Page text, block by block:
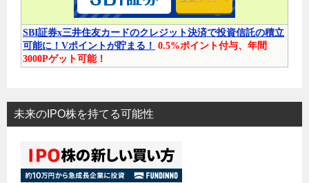
SBI証券x三井住友カードのクレジット決済で投資信託の積立
可能に！Vポイントが貯まる！ 0.5%ポイント付与、年間
3000Pゲット可能！
未来のIPO株を持てる可能性